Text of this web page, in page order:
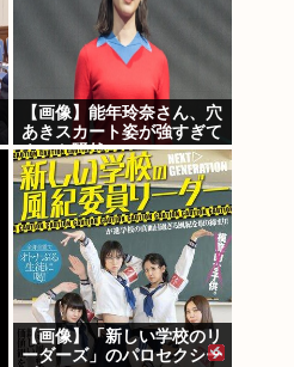
【画像】能年玲奈さん、穴
あきスカート姿が強すぎて
ネット騒然ｗｗｗ
【Pickup07092033】
【画像】「新しい学校のリ
ーダーズ」のパロセクシー